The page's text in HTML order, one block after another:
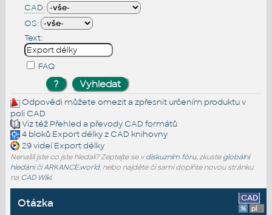
CAD:
OS:
Text:
FAQ
Odpovědi můžete omezit a zpřesnit určením produktu v
poli CAD
Viz též Přehled a převody CAD formátů
4 bloků Export délkyz CAD knihovny
29 videíExport délky
Nenašli jste co jste hledali? Zeptejte se v diskuzním fóru, zkuste globální
hledáníčiARKANCE.world, nebo najděte či sami doplňte novou stránku
na CAD Wiki.
Otázka CAD
% platforma